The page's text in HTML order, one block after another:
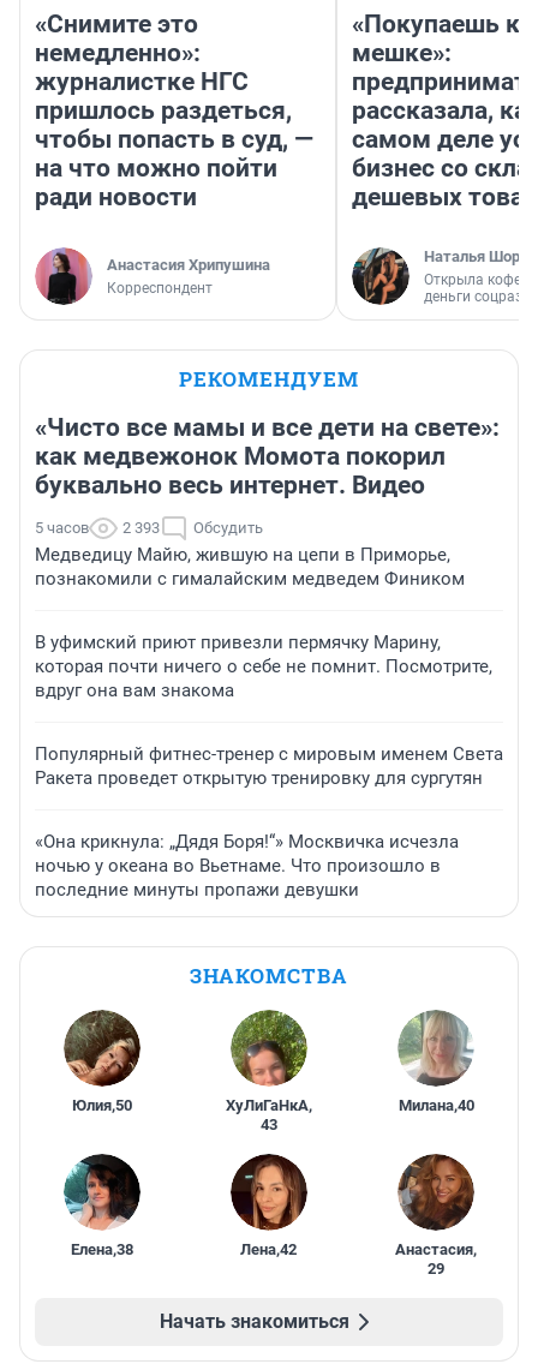
«Снимите это
немедленно»:
журналистке НГС
пришлось раздеться,
чтобы попасть в суд, —
на что можно пойти
ради новости
Анастасия Хрипушина
Корреспондент
«Покупаешь
мешке»:
рассказала,
самом деле
бизнес со
дешевых
Наталья
Открыла
деньги
РЕКОМЕНДУЕМ
«Чисто все мамы и все дети на свете»:
как медвежонок Момота покорил
буквально весь интернет. Видео
5 часов 2 393 Обсудить
Медведицу Майю, жившую на цепи в Приморье,
познакомили с гималайским медведем Фиником
В уфимский приют привезли пермячку Марину,
которая почти ничего о себе не помнит. Посмотрите,
вдруг она вам знакома
Популярный фитнес-тренер с мировым именем Света
Ракета проведет открытую тренировку для сургутян
«Она крикнула: „Дядя Боря!“» Москвичка исчезла
ночью у океана во Вьетнаме. Что произошло в
последние минуты пропажи девушки
ЗНАКОМСТВА
Юлия,50 ХуЛиГаНкА,
43
Милана,40
Елена,38 Лена,42 Анастасия,
29
Начать знакомиться